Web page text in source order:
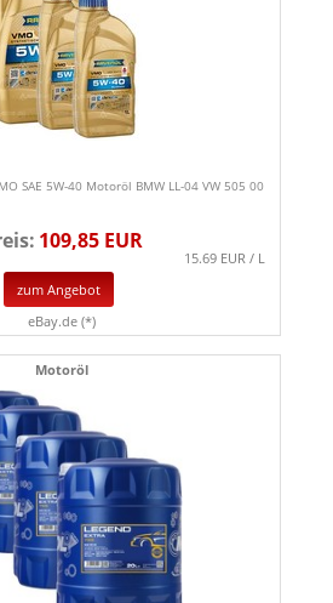
SAE 5W-40 Motoröl BMW LL-04 VW 505 00
109,85 EUR
15.69 EUR / L
zum Angebot
eBay.de (*)
Motoröl